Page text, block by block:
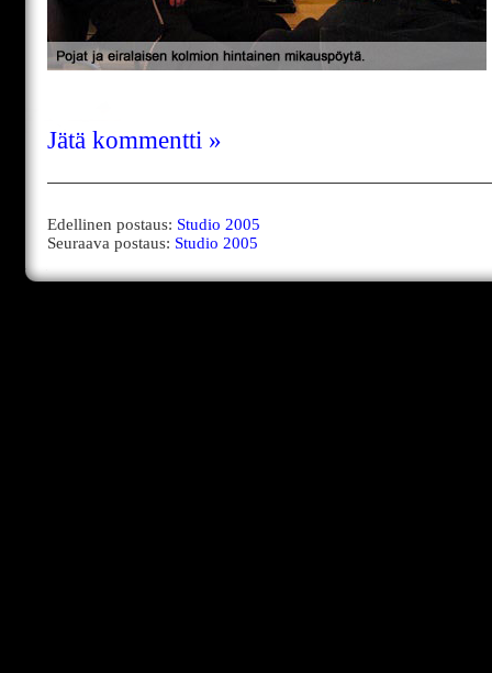
Jätä kommentti »
Edellinen postaus: Studio 2005
Seuraava postaus: Studio 2005